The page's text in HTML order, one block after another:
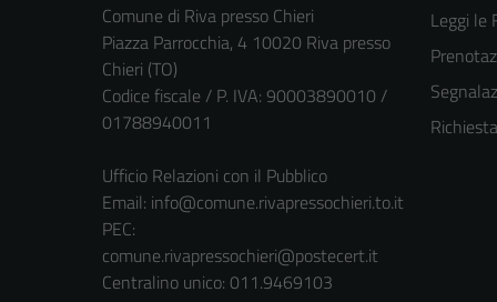
Comune di Riva presso Chieri
Piazza Parrocchia, 4 10020 Riva presso
Chieri (TO)
Codice fiscale / P. IVA: 90003890010 /
01788940011
Ufficio Relazioni con il Pubblico
Email: info@comune.rivapressochieri.to.it
PEC:
comune.rivapressochieri@postecert.it
Centralino unico: 011.9469103
Leggi le